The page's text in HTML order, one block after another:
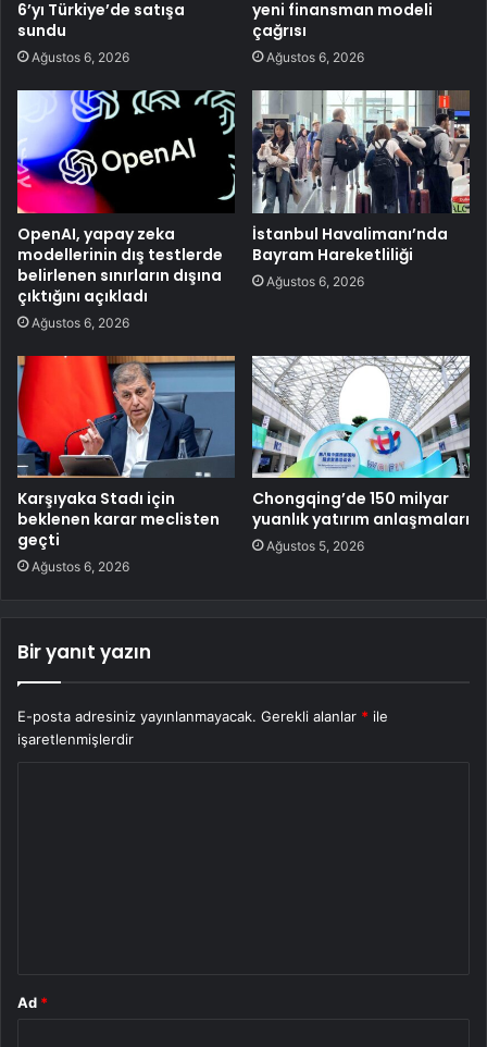
6’yı Türkiye’de satışa
sundu
Ağustos 6, 2026
yeni finansman modeli
çağrısı
Ağustos 6, 2026
OpenAI, yapay zeka
modellerinin dış testlerde
belirlenen sınırların dışına
çıktığını açıkladı
Ağustos 6, 2026
İstanbul Havalimanı’nda
Bayram Hareketliliği
Ağustos 6, 2026
Karşıyaka Stadı için
beklenen karar meclisten
geçti
Ağustos 6, 2026
Chongqing’de 150 milyar
yuanlık yatırım anlaşmaları
Ağustos 5, 2026
Bir yanıt yazın
E-posta adresiniz yayınlanmayacak. Gerekli alanlar * ile
işaretlenmişlerdir
Ad *